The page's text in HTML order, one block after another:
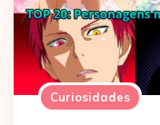
Curiosidades